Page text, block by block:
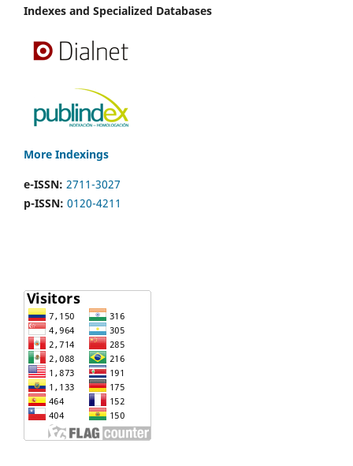
Indexes and Specialized Databases
More Indexings
e-ISSN: 2711-3027
p-ISSN: 0120-4211